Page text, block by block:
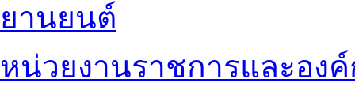
ยานยนต์
หน่วยงานราชการและอง